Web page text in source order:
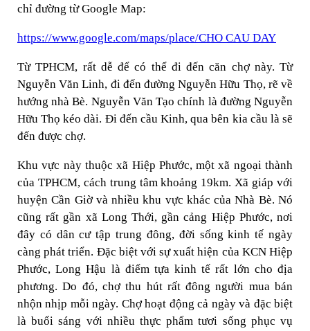
chỉ đường từ Google Map:
https://www.google.com/maps/place/CHO CAU DAY
Từ TPHCM, rất dễ để có thể đi đến căn chợ này. Từ
Nguyễn Văn Linh, đi đến đường Nguyễn Hữu Thọ, rẽ về
hướng nhà Bè. Nguyễn Văn Tạo chính là đường Nguyễn
Hữu Thọ kéo dài. Đi đến cầu Kinh, qua bên kia cầu là sẽ
đến được chợ.
Khu vực này thuộc xã Hiệp Phước, một xã ngoại thành
của TPHCM, cách trung tâm khoảng 19km. Xã giáp với
huyện Cần Giờ và nhiều khu vực khác của Nhà Bè. Nó
cũng rất gần xã Long Thới, gần cảng Hiệp Phước, nơi
đây có dân cư tập trung đông, đời sống kinh tế ngày
càng phát triển. Đặc biệt với sự xuất hiện của KCN Hiệp
Phước, Long Hậu là điểm tựa kinh tế rất lớn cho địa
phương. Do đó, chợ thu hút rất đông người mua bán
nhộn nhịp mỗi ngày. Chợ hoạt động cả ngày và đặc biệt
là buổi sáng với nhiều thực phẩm tươi sống phục vụ